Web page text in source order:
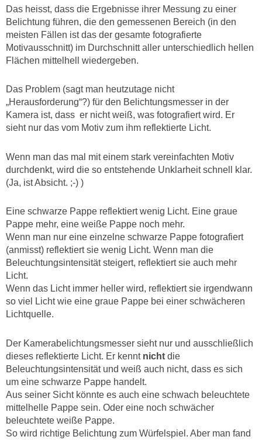
Das heisst, dass die Ergebnisse ihrer Messung zu einer
Belichtung führen, die den gemessenen Bereich (in den
meisten Fällen ist das der gesamte fotografierte
Motivausschnitt) im Durchschnitt aller unterschiedlich hellen
Flächen mittelhell wiedergeben.
Das Problem (sagt man heutzutage nicht
„Herausforderung“?) für den Belichtungsmesser in der
Kamera ist, dass er nicht weiß, was fotografiert wird. Er
sieht nur das vom Motiv zum ihm reflektierte Licht.
Wenn man das mal mit einem stark vereinfachten Motiv
durchdenkt, wird die so entstehende Unklarheit schnell klar.
(Ja, ist Absicht. ;-) )
Eine schwarze Pappe reflektiert wenig Licht. Eine graue
Pappe mehr, eine weiße Pappe noch mehr.
Wenn man nur eine einzelne schwarze Pappe fotografiert
(anmisst) reflektiert sie wenig Licht. Wenn man die
Beleuchtungsintensität steigert, reflektiert sie auch mehr
Licht.
Wenn das Licht immer heller wird, reflektiert sie irgendwann
so viel Licht wie eine graue Pappe bei einer schwächeren
Lichtquelle.
Der Kamerabelichtungsmesser sieht nur und ausschließlich
dieses reflektierte Licht. Er kennt nicht die
Beleuchtungsintensität und weiß auch nicht, dass es sich
um eine schwarze Pappe handelt.
Aus seiner Sicht könnte es auch eine schwach beleuchtete
mittelhelle Pappe sein. Oder eine noch schwächer
beleuchtete weiße Pappe.
So wird richtige Belichtung zum Würfelspiel. Aber man fand